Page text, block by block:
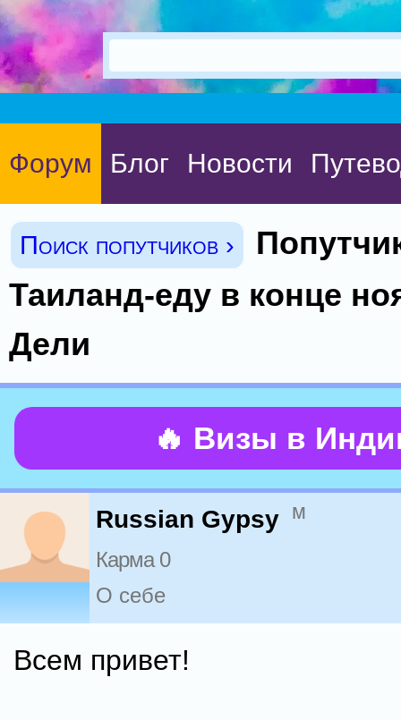
Форум Блог Новости
Поиск попутчиков ›
Таиланд-еду в конце
Дели
🔥 Визы в
Russian Gypsy м
Карма 0
О себе
Всем привет!